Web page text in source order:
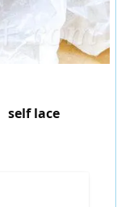
self lace